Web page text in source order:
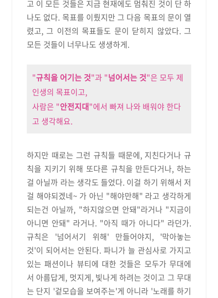
고 이 모든 것들은 지금 현재에도 멈춰진 것이 단 하
나도 없다. 목표를 이뤘지만 그 다음 목표의 문이 열
렸고, 그 이전의 목표들도 문이 닫히지 않았다. 그
모든 것들이 너무나도 생생하게.
"규칙을 어기는 것"과 "넘어서는 것"은 모두 제
인생의 목표이고,
사람은 "안전지대"에서 빠져 나와 배워야 한다
고 생각해요.
하지만 때로는 그런 규칙들 때문에, 지친다거나 규
칙을 지키기 위해 또다른 규칙을 만든다거나, 하는
걸 아닐까 라는 생각도 들었다. 이걸 하기 위해서 저
걸 해야되겠네~ 가 아닌 "해야만해" 라고 생각하게
되는건 아닐까, "하지않으면 안돼"라거나 "지금이
아니면 안돼" 라거나. "아직 때가 아니다" 라던가.
규칙은 '넘어서기 위해' 만들어야지, '막아놓는
것'이 되어서는 안된다. 파니가 늘 관심사로 가지고
있는 패션이나 뷰티에 대한 것들은 모두가 무대에
서 아름답게, 멋지게, 빛나게 하려는 것이고 그 무대
는 단지 '겉모습을 보여주는'게 아니라 '노래를 하기